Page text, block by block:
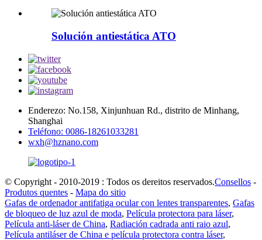
Solución antiestática ATO
Enderezo: No.158, Xinjunhuan Rd., distrito de Minhang,
Shanghai
Teléfono: 0086-18261033281
wxh@hznano.com
© Copyright - 2010-2019 : Todos os dereitos reservados.Consellos -
Produtos quentes - Mapa do sitio
Gafas de ordenador antifatiga ocular con lentes transparentes, Gafas
de bloqueo de luz azul de moda, Película protectora para láser,
Película anti-láser de China, Radiación cadrada anti raio azul,
Película antiláser de China e película protectora contra láser,